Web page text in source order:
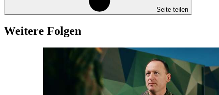
Seite teilen
Weitere Folgen